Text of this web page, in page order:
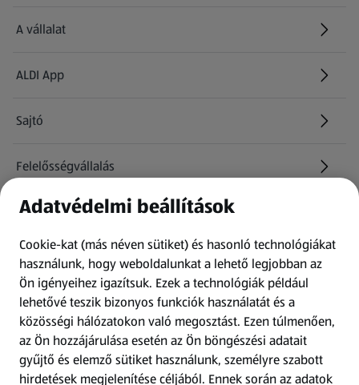
A vállalat
ALDI App
Sajtó
Felelősségvállalás
Információk
Kérdőív
Fizetési lehetőségek
ALDI utalványok
Adatvédelmi beállítások
Cookie-kat (más néven sütiket) és hasonló technológiákat
használunk, hogy weboldalunkat a lehető legjobban az
Ön igényeihez igazítsuk. Ezek a technológiák például
lehetővé teszik bizonyos funkciók használatát és a
közösségi hálózatokon való megosztást. Ezen túlmenően,
az Ön hozzájárulása esetén az Ön böngészési adatait
gyűjtő és elemző sütiket használunk, személyre szabott
hirdetések megjelenítése céljából. Ennek során az adatok